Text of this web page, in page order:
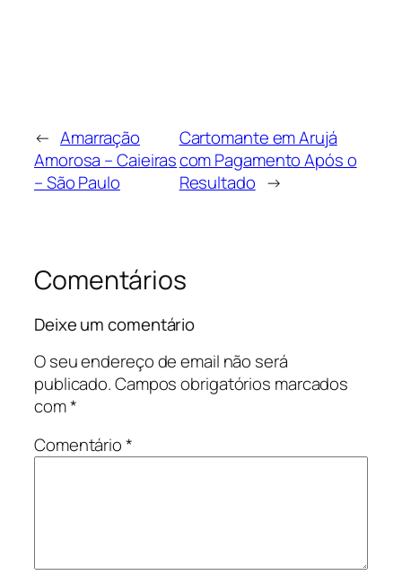
← Amarração
Amorosa – Caieiras
– São Paulo
Cartomante em Arujá
com Pagamento Após o
Resultado →
Comentários
Deixe um comentário
O seu endereço de email não será
publicado.Campos obrigatórios marcados
com*
Comentário*